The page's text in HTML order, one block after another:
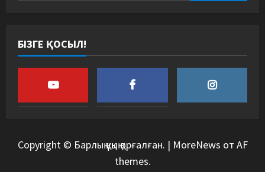
БІЗГЕ ҚОСЫЛ!
Copyright © Барлық құқық қорғалған. | MoreNews от AF
themes.